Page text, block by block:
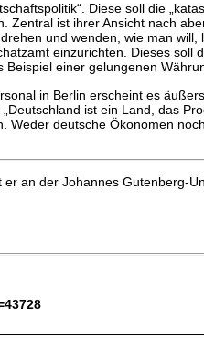
Diese soll die
Zentral ist ihrer Ansicht nach
und wenden, wie man
einzurichten. Dieses
einer gelungenen
in Berlin erscheint es
ist ein Land, das
deutsche Ökonomen
an der Johannes Gutenberg-